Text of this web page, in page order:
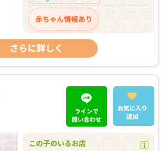
赤ちゃん情報あり
さらに詳しく
ラインで
問い合わせ
お気に入り
追加
この子のいるお店